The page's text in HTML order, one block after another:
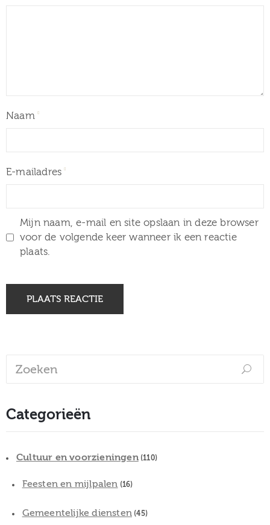
Naam
E-mailadres
Mijn naam, e-mail en site opslaan in deze browser
voor de volgende keer wanneer ik een reactie
plaats.
Categorieën
Cultuur en voorzieningen(110)
Feesten en mijlpalen (16)
Gemeentelijke diensten (45)